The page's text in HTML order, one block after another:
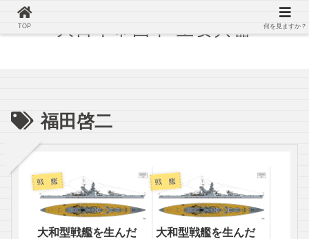
福田啓二
戦 艦
大和型戦艦を生んだ
戦 艦
大和型戦艦を生んだ
TOP 何を見ますか？